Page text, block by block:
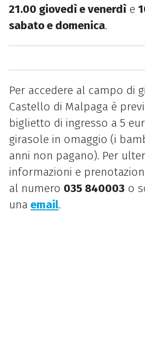
21.00 giovedì e venerdìe
sabato e domenica.
Per accedere al campo di
Castello di Malpaga è
biglietto di ingresso a 5
girasole in omaggio (i
anni non pagano). Per
informazioni e
al numero 035 840003 o
una email.